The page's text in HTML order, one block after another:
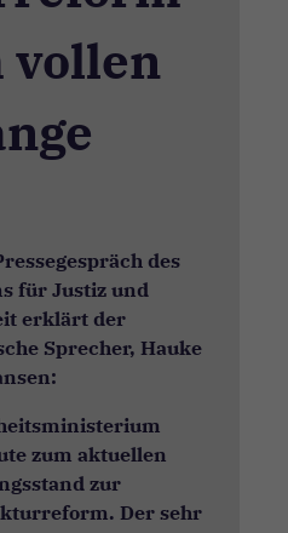
vollen
des
für Justiz und
erklärt der
Sprecher, Hauke
zum aktuellen
zur
Der sehr